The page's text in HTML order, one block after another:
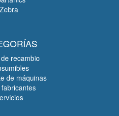
Zebra
recambio
de máquinas